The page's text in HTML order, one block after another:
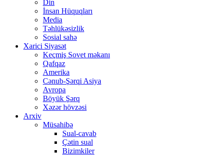
Din
İnsan Hüquqları
Media
Təhlükəsizlik
Sosial sahə
Xarici Siyasət
Keçmiş Sovet məkanı
Qafqaz
Amerika
Cənub-Şərqi Asiya
Avropa
Böyük Şərq
Xəzər hövzəsi
Arxiv
Müsahibə
Sual-cavab
Çətin sual
Bizimkiler